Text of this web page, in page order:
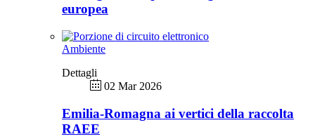
europea
Ambiente
Dettagli
02 Mar 2026
Emilia-Romagna ai vertici della raccolta
RAEE